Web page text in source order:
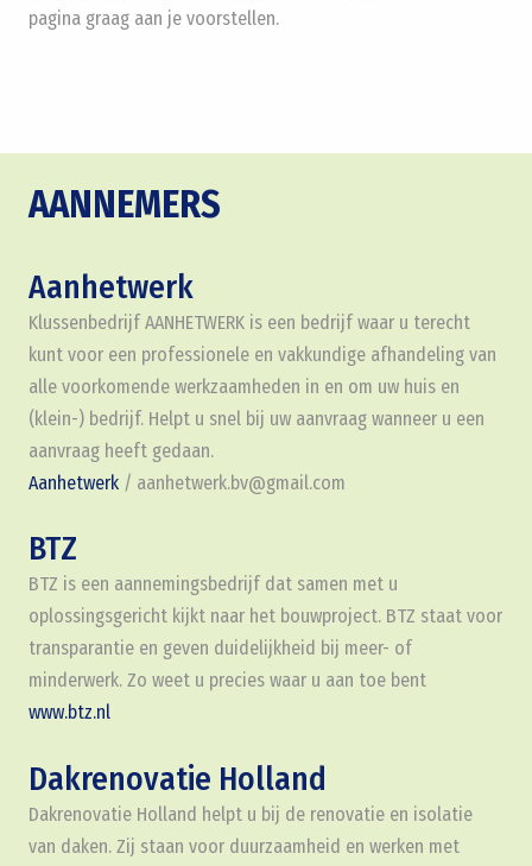
pagina graag aan je voorstellen.
AANNEMERS
Aanhetwerk
Klussenbedrijf AANHETWERK is een bedrijf waar u terecht
kunt voor een professionele en vakkundige afhandeling van
alle voorkomende werkzaamheden in en om uw huis en
(klein-) bedrijf. Helpt u snel bij uw aanvraag wanneer u een
aanvraag heeft gedaan.
Aanhetwerk / aanhetwerk.bv@gmail.com
BTZ
BTZ is een aannemingsbedrijf dat samen met u
oplossingsgericht kijkt naar het bouwproject. BTZ staat voor
transparantie en geven duidelijkheid bij meer- of
minderwerk. Zo weet u precies waar u aan toe bent
www.btz.nl
Dakrenovatie Holland
Dakrenovatie Holland helpt u bij de renovatie en isolatie
van daken. Zij staan voor duurzaamheid en werken met